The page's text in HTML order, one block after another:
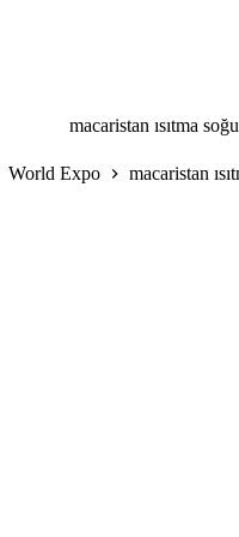
macaristan ısıtma
World Expo macaristan